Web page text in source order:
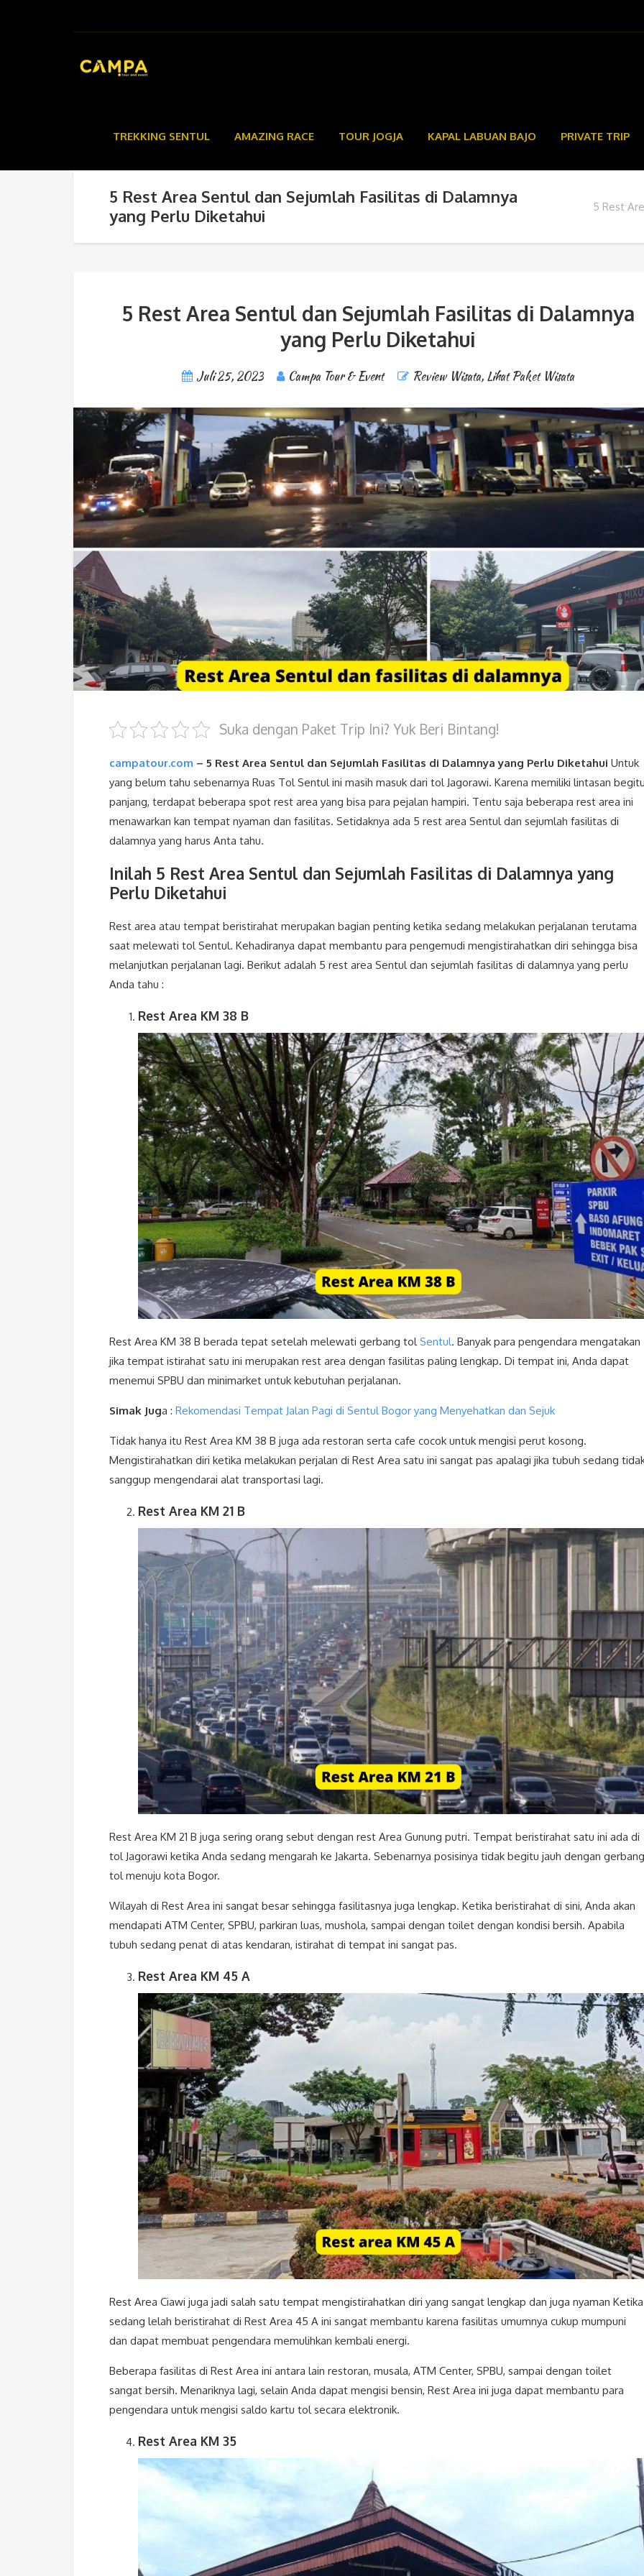
TREKKING SENTUL AMAZING RACE TOUR JOGJA KAPAL LABUAN BAJO PRIVATE TRIP
5 Rest Area Sentul dan Sejumlah Fasilitas di Dalamnya
yang Perlu Diketahui
5 Rest
5 Rest Area Sentul dan Sejumlah Fasilitas di Dalamnya
yang Perlu Diketahui
Juli 25, 2023 Campa Tour & Event Review Wisata, Lihat Paket Wisata
Suka dengan Paket Trip Ini? Yuk Beri Bintang!
campatour.com – 5 Rest Area Sentul dan Sejumlah Fasilitas di Dalamnyayang Perlu Diketahui Untuk
yang belum tahu sebenarnya Ruas Tol Sentul ini masih masuk dari tol Jagorawi. Karena memiliki lintasan
panjang, terdapat beberapa spot rest area yang bisa para pejalan hampiri. Tentu saja beberapa rest area ini
menawarkan kan tempat nyaman dan fasilitas. Setidaknya ada 5 rest area Sentul dan sejumlah fasilitas di
dalamnya yang harus Anta tahu.
Inilah 5 Rest Area Sentul dan Sejumlah Fasilitas di Dalamnya yang
Perlu Diketahui
Rest area atau tempat beristirahat merupakan bagian penting ketika sedang melakukan perjalanan terutama
saat melewati tol Sentul. Kehadiranya dapat membantu para pengemudi mengistirahatkan diri sehingga bisa
melanjutkan perjalanan lagi. Berikut adalah 5 rest area Sentul dan sejumlah fasilitas di dalamnya yang perlu
Anda tahu :
Rest Area KM 38 B
Rest Area KM 38 B berada tepat setelah melewati gerbang tol Sentul. Banyak para pengendara mengatakan
jika tempat istirahat satu ini merupakan rest area dengan fasilitas paling lengkap. Di tempat ini, Anda dapat
menemui SPBU dan minimarket untuk kebutuhan perjalanan.
Simak Juga : Rekomendasi Tempat Jalan Pagi di Sentul Bogor yang Menyehatkan dan Sejuk
Tidak hanya itu Rest Area KM 38 B juga ada restoran serta cafe cocok untuk mengisi perut kosong.
Mengistirahatkan diri ketika melakukan perjalan di Rest Area satu ini sangat pas apalagi jika tubuh sedang
sanggup mengendarai alat transportasi lagi.
Rest Area KM 21 B
Rest Area KM 21 B juga sering orang sebut dengan rest Area Gunung putri. Tempat beristirahat satu ini ada di
tol Jagorawi ketika Anda sedang mengarah ke Jakarta. Sebenarnya posisinya tidak begitu jauh dengan gerbang
tol menuju kota Bogor.
Wilayah di Rest Area ini sangat besar sehingga fasilitasnya juga lengkap. Ketika beristirahat di sini, Anda akan
mendapati ATM Center, SPBU, parkiran luas, mushola, sampai dengan toilet dengan kondisi bersih. Apabila
tubuh sedang penat di atas kendaran, istirahat di tempat ini sangat pas.
Rest Area KM 45 A
Rest Area Ciawi juga jadi salah satu tempat mengistirahatkan diri yang sangat lengkap dan juga nyaman Ketika
sedang lelah beristirahat di Rest Area 45 A ini sangat membantu karena fasilitas umumnya cukup mumpuni
dan dapat membuat pengendara memulihkan kembali energi.
Beberapa fasilitas di Rest Area ini antara lain restoran, musala, ATM Center, SPBU, sampai dengan toilet
sangat bersih. Menariknya lagi, selain Anda dapat mengisi bensin, Rest Area ini juga dapat membantu para
pengendara untuk mengisi saldo kartu tol secara elektronik.
Rest Area KM 35